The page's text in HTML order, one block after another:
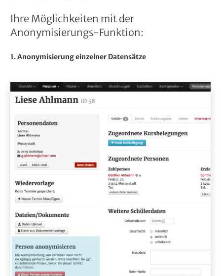
Ihre Möglichkeiten mit der
Anonymisierungs-Funktion:
1. Anonymisierung einzelner Datensätze